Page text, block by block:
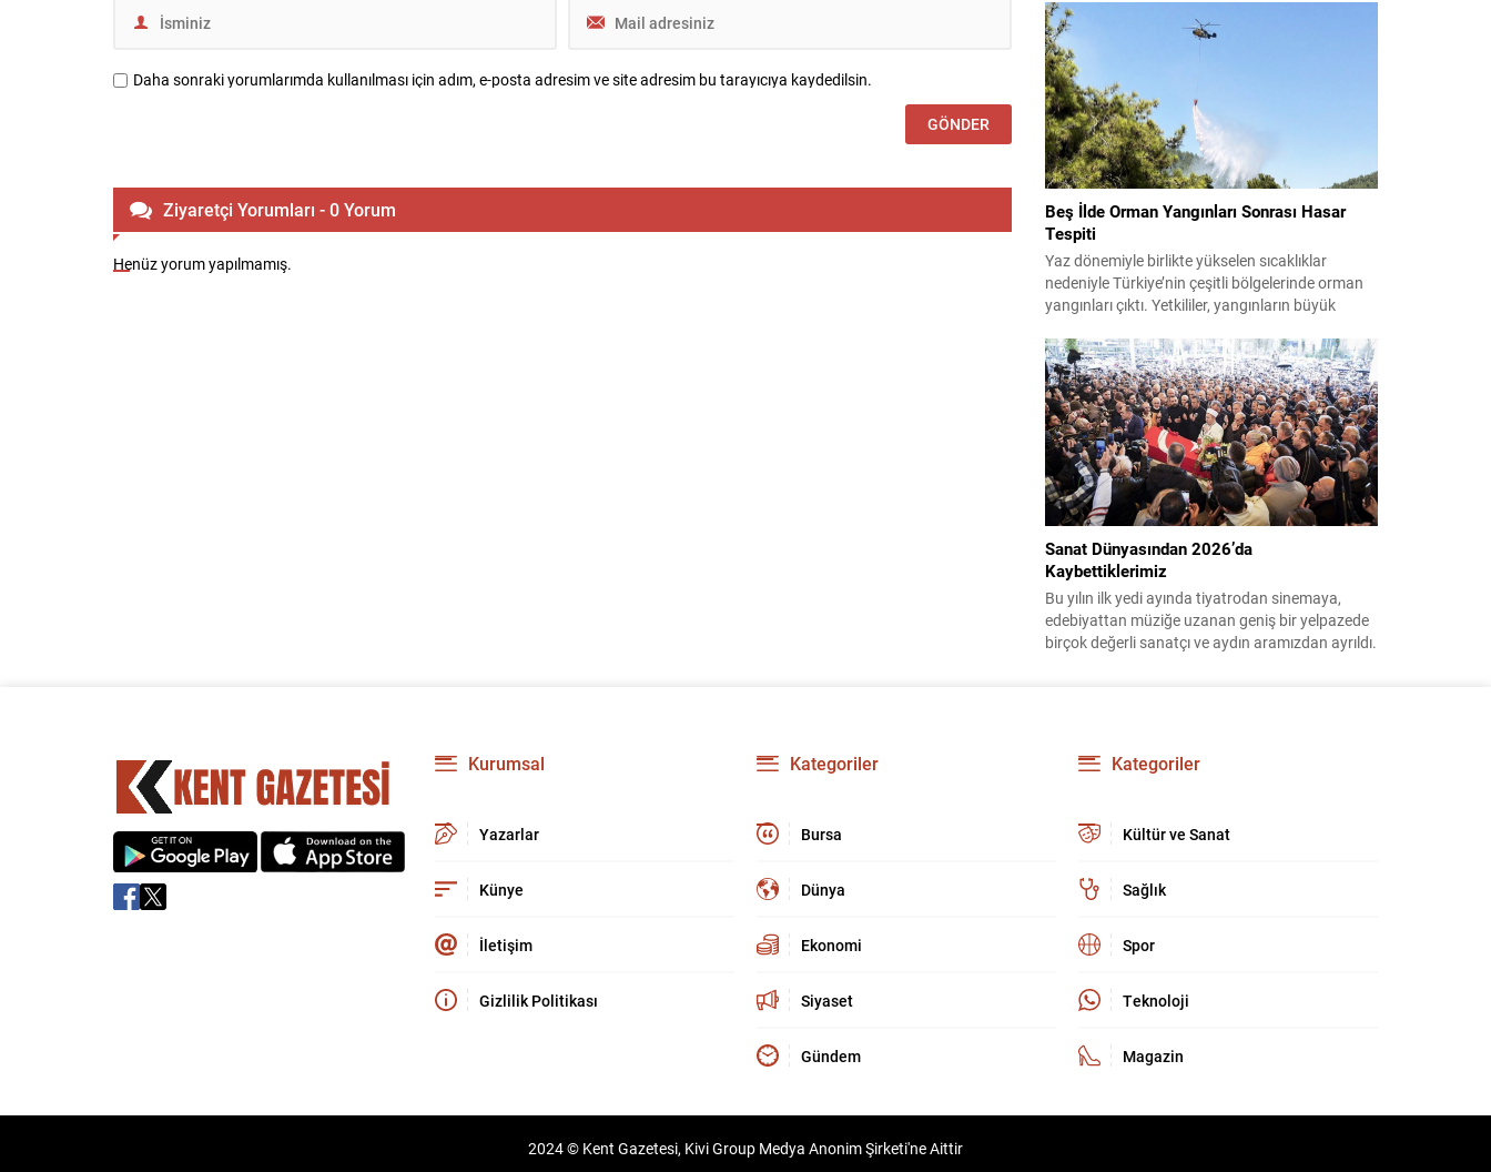
Daha sonraki yorumlarımda kullanılması için adım, e-posta adresim ve site adresim bu tarayıcıya kaydedilsin.
Ziyaretçi Yorumları - 0 Yorum
Henüz yorum yapılmamış.
karşı olumsuz duygular taşıyan bir kişi olmakla
suçladı ve onu “komünist” olarak nitelendirdi.
Trump, konuşmasında El‑Sayed’in “Yahudilerden
nefret ettiğini” öne sürerek, bu...
Beş İlde Orman Yangınları Sonrası Hasar
Tespiti
Yaz dönemiyle birlikte yükselen sıcaklıklar
nedeniyle Türkiye’nin çeşitli bölgelerinde orman
yangınları çıktı. Yetkililer, yangınların büyük
sürmesi nedeniyle vatandaşları dikkatli olmaya
çağırıyor. Çevre, Şehircilik ve İklim Değişikliği
Bakanı Murat Kurum, beş ilde yapılan hasar
tespitlerinin sonuçlarını paylaştı ve etkilenenlerin
yanında olunacağını vurguladı. Kayıtlar ve
tespit...
Sanat Dünyasından 2026’da
Kaybettiklerimiz
Bu yılın ilk yedi ayında tiyatrodan sinemaya,
edebiyattan müziğe uzanan geniş bir yelpazede
birçok değerli sanatçı ve aydın aramızdan ayrıldı.
hatırlanıyor; sanat dünyasının hafızasında
kalıcı...
Kurumsal
Yazarlar
Künye
İletişim
Gizlilik Politikası
Kategoriler
Bursa
Dünya
Ekonomi
Siyaset
Gündem
Kategoriler
Kültür ve Sanat
Sağlık
Spor
Teknoloji
Magazin
2024 © Kent Gazetesi, Kivi Group Medya Anonim Şirketi'ne Aittir